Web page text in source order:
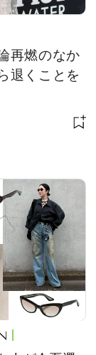
再燃のなか
退くことを